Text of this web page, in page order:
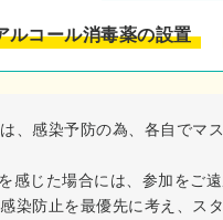
ルコール消毒薬の設置
、感染予防の為、各自でマ
感じた場合には、参加をご
染防止を最優先に考え、ス